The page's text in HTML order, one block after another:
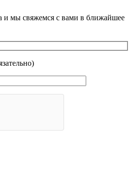
и мы свяжемся с вами в ближайшее